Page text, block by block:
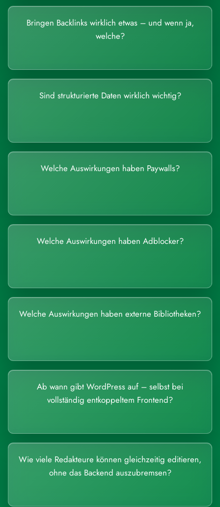
Bringen Backlinks wirklich etwas – und wenn ja,
welche?
Sind strukturierte Daten wirklich wichtig?
Welche Auswirkungen haben Paywalls?
Welche Auswirkungen haben Adblocker?
Welche Auswirkungen haben externe Bibliotheken?
Ab wann gibt WordPress auf – selbst bei
vollständig entkoppeltem Frontend?
Wie viele Redakteure können gleichzeitig editieren,
ohne das Backend auszubremsen?